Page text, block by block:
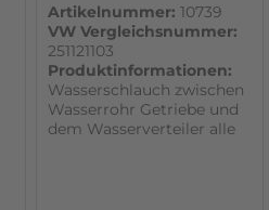
Artikelnummer: 10739
VW Vergleichsnummer:
251121103
Produktinformationen:
Wasserschlauch zwischen
Wasserrohr Getriebe und
dem Wasserverteiler alle